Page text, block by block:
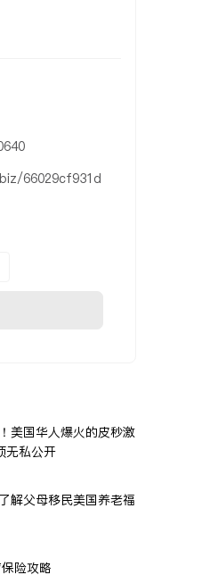
66029cf931d
美国华人爆火的皮秒激
无私公开
解父母移民美国养老福
险攻略